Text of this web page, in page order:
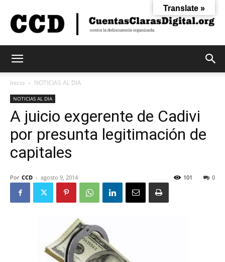
Claras
Inicio NOTICIAS AL DIA
NOTICIAS AL DIA
A juicio exgerente de Cadivi
por presunta legitimación de
capitales
Por CCD - agosto 9, 2014 0
101
Translate »